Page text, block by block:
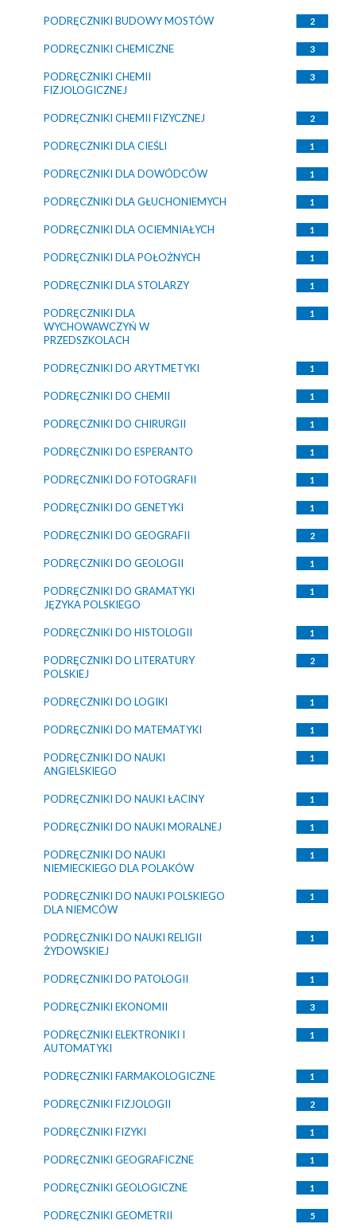
PODRĘCZNIKI BUDOWY MOSTÓW 2
PODRĘCZNIKI CHEMICZNE 3
PODRĘCZNIKI CHEMII
FIZJOLOGICZNEJ
3
PODRĘCZNIKI CHEMII FIZYCZNEJ 2
PODRĘCZNIKI DLA CIEŚLI 1
PODRĘCZNIKI DLA DOWÓDCÓW 1
PODRĘCZNIKI DLA GŁUCHONIEMYCH 1
PODRĘCZNIKI DLA OCIEMNIAŁYCH 1
PODRĘCZNIKI DLA POŁOŻNYCH 1
PODRĘCZNIKI DLA STOLARZY 1
PODRĘCZNIKI DLA
WYCHOWAWCZYŃ W
PRZEDSZKOLACH
1
PODRĘCZNIKI DO ARYTMETYKI 1
PODRĘCZNIKI DO CHEMII 1
PODRĘCZNIKI DO CHIRURGII 1
PODRĘCZNIKI DO ESPERANTO 1
PODRĘCZNIKI DO FOTOGRAFII 1
PODRĘCZNIKI DO GENETYKI 1
PODRĘCZNIKI DO GEOGRAFII 2
PODRĘCZNIKI DO GEOLOGII 1
PODRĘCZNIKI DO GRAMATYKI
JĘZYKA POLSKIEGO
1
PODRĘCZNIKI DO HISTOLOGII 1
PODRĘCZNIKI DO LITERATURY
POLSKIEJ
2
PODRĘCZNIKI DO LOGIKI 1
PODRĘCZNIKI DO MATEMATYKI 1
PODRĘCZNIKI DO NAUKI
ANGIELSKIEGO
1
PODRĘCZNIKI DO NAUKI ŁACINY 1
PODRĘCZNIKI DO NAUKI MORALNEJ 1
PODRĘCZNIKI DO NAUKI
NIEMIECKIEGO DLA POLAKÓW
1
PODRĘCZNIKI DO NAUKI POLSKIEGO
DLA NIEMCÓW
1
PODRĘCZNIKI DO NAUKI RELIGII
ŻYDOWSKIEJ
1
PODRĘCZNIKI DO PATOLOGII 1
PODRĘCZNIKI EKONOMII 3
PODRĘCZNIKI ELEKTRONIKI I
AUTOMATYKI
1
PODRĘCZNIKI FARMAKOLOGICZNE 1
PODRĘCZNIKI FIZJOLOGII 2
PODRĘCZNIKI FIZYKI 1
PODRĘCZNIKI GEOGRAFICZNE 1
PODRĘCZNIKI GEOLOGICZNE 1
PODRĘCZNIKI GEOMETRII 5